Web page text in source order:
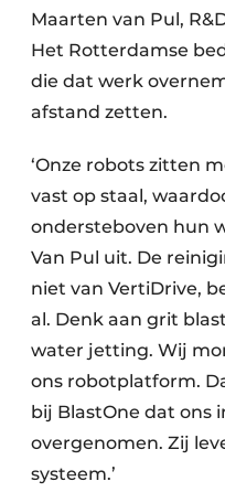
Maarten van Pul,
Het Rotterdamse
die dat werk
afstand zetten.
‘Onze robots zitten
vast op staal,
ondersteboven hun
Van Pul uit. De
niet van VertiDrive,
al. Denk aan grit
water jetting. Wij
ons robotplatform.
bij BlastOne dat ons
overgenomen. Zij
systeem.’